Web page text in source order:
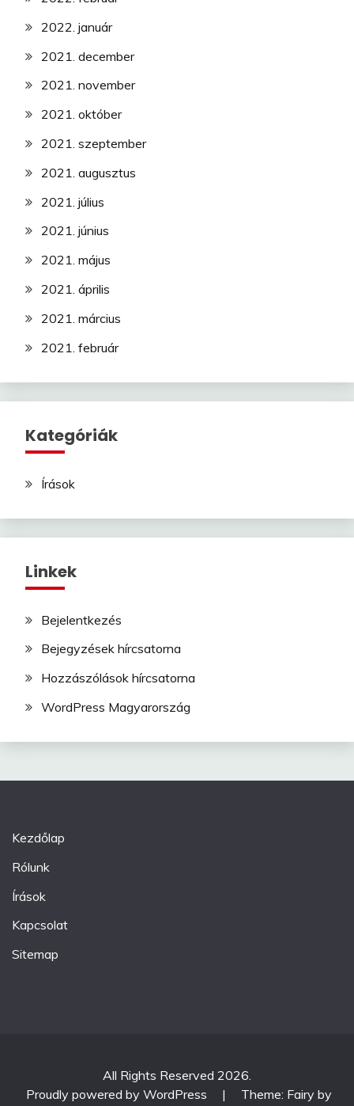
2022. január
2021. december
2021. november
2021. október
2021. szeptember
2021. augusztus
2021. július
2021. június
2021. május
2021. április
2021. március
2021. február
Kategóriák
Írások
Linkek
Bejelentkezés
Bejegyzések hírcsatorna
Hozzászólások hírcsatorna
WordPress Magyarország
Kezdőlap
Rólunk
Írások
Kapcsolat
Sitemap
All Rights Reserved 2026.
Proudly powered by WordPress
|
Theme: Fairy by